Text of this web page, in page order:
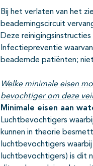
Bij het verlaten van het
beademingscircuit
Deze
Infectiepreventie
beademde patiënten;
Welke minimale eisen
bevochtiger om deze
Minimale eisen aan
Luchtbevochtigers
kunnen in theorie
luchtbevochtigers
luchtbevochtigers) is dit